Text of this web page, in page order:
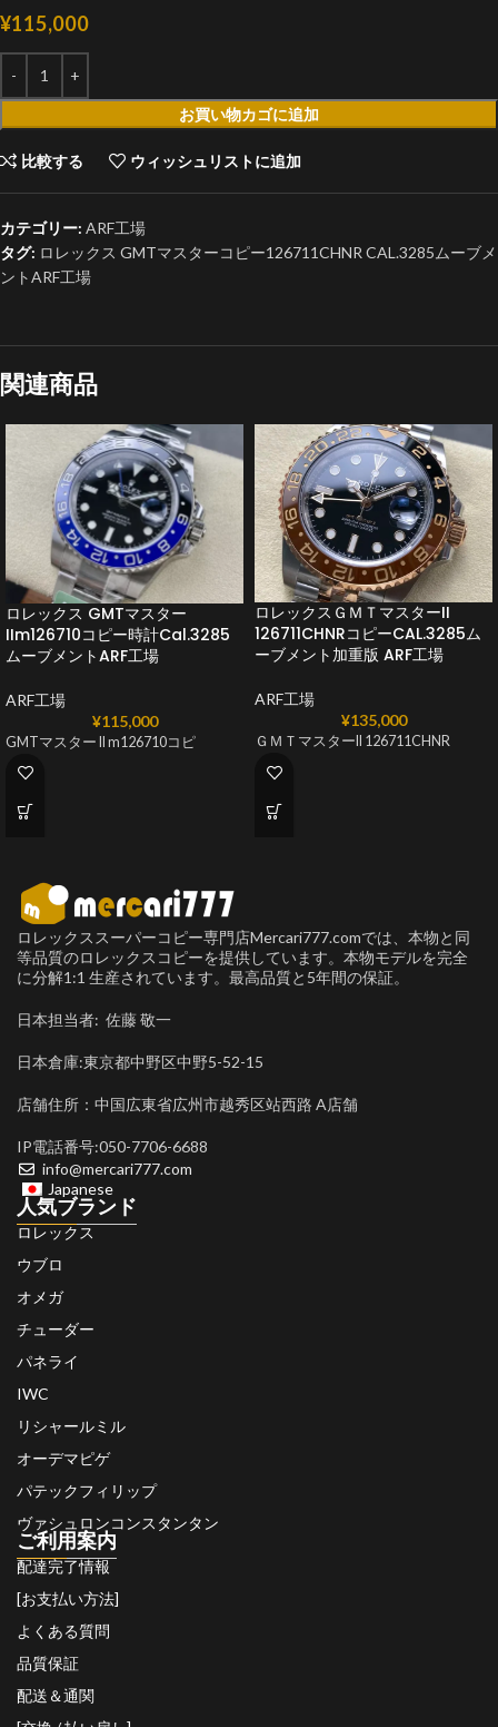
¥115,000
お買い物カゴに追加
比較する ウィッシュリストに追加
カテゴリー: ARF工場
タグ: ロレックス GMTマスターコピー126711CHNR CAL.3285ムーブメ
ントARF工場
関連商品
ロレックス GMTマスター
IIm126710コピー時計Cal.3285
ムーブメントARF工場
ARF工場
¥115,000
GMTマスター II m126710コピ
ロレックスＧＭＴマスターII
126711CHNRコピーCAL.3285ム
ーブメント加重版 ARF工場
ARF工場
¥135,000
ＧＭＴマスターII 126711CHNR
ロレックススーパーコピー専門店Mercari777.comでは、本物と同
等品質のロレックスコピーを提供しています。本物モデルを完全
に分解1:1 生産されています。最高品質と5年間の保証。
日本担当者: 佐藤 敬一
日本倉庫:東京都中野区中野5-52-15
店舗住所：中国広東省広州市越秀区站西路 A店舗
IP電話番号:050-7706-6688
info@mercari777.com
Japanese
人気ブランド
ロレックス
ウブロ
オメガ
チューダー
パネライ
IWC
リシャールミル
オーデマピゲ
パテックフィリップ
ヴァシュロンコンスタンタン
ご利用案内
配達完了情報
[お支払い方法]
よくある質問
品質保証
配送＆通関